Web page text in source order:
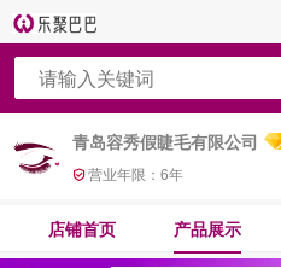
青岛容秀假睫毛有限公司
营业年限： 6年
店铺首页 产品展示